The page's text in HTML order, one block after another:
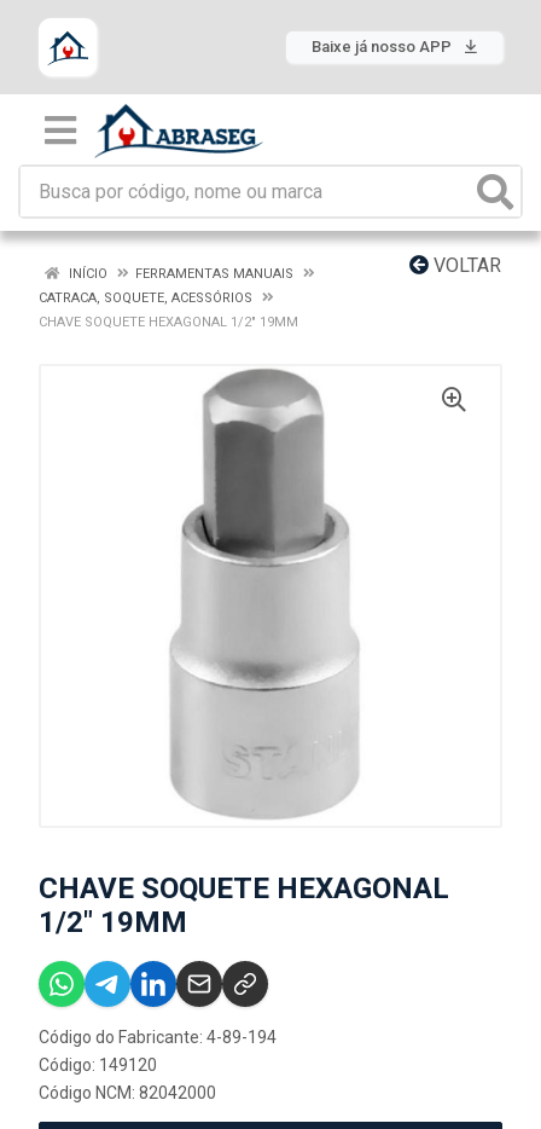
Baixe já nosso APP
VOLTAR
INÍCIO
FERRAMENTAS MANUAIS
CATRACA, SOQUETE, ACESSÓRIOS
CHAVE SOQUETE HEXAGONAL 1/2" 19MM
CHAVE SOQUETE HEXAGONAL
1/2" 19MM
Código do Fabricante: 4-89-194
Código: 149120
Código NCM: 82042000